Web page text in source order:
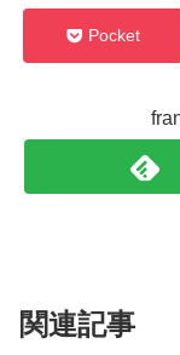
Pocket
関連記事